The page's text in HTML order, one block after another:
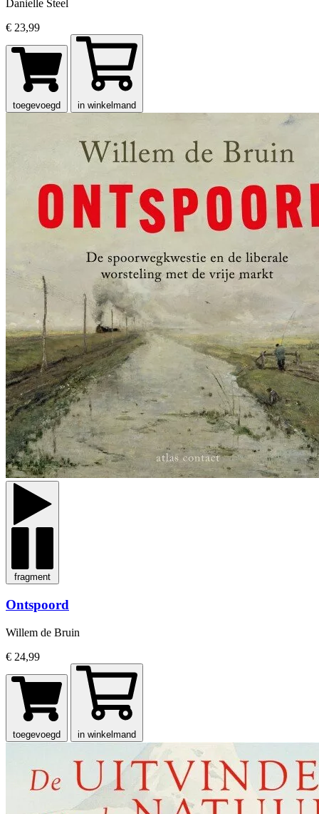
Danielle Steel
€ 23,99
toegevoegd in winkelmand
fragment
Ontspoord
Willem de Bruin
€ 24,99
toegevoegd in winkelmand